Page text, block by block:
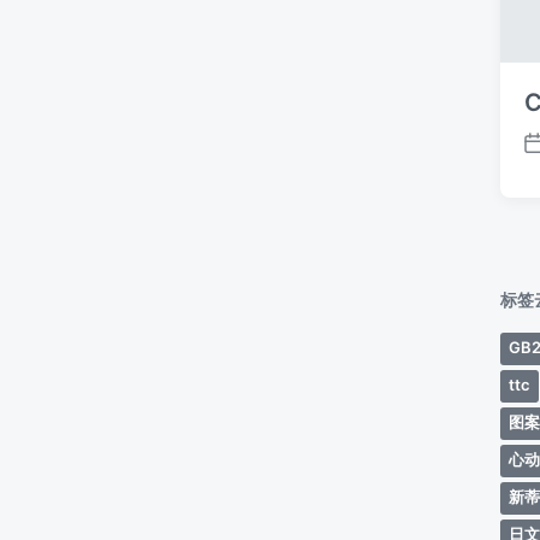
发
标签
ttc
图
心
新
日文